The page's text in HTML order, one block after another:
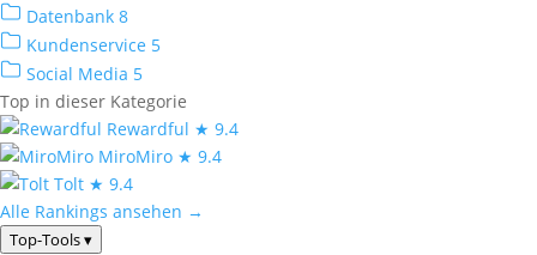
Datenbank 8
Kundenservice 5
Social Media 5
Top in dieser Kategorie
Rewardful ★ 9.4
MiroMiro ★ 9.4
Tolt ★ 9.4
Alle Rankings ansehen →
Top-Tools▾